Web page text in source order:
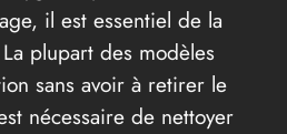
il est essentiel de la
plupart des modèles
sans avoir à retirer le
nécessaire de nettoyer